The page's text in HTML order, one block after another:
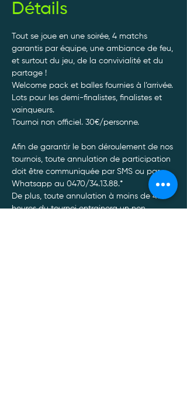
Détails
Tout se joue en une soirée, 4 matchs
garantis par équipe, une ambiance de feu,
et surtout du jeu, de la convivialité et du
partage !
Welcome pack et balles fournies à l’arrivée.
Lots pour les demi-finalistes, finalistes et
vainqueurs.
Tournoi non officiel. 30€/personne.
Afin de garantir le bon déroulement de nos
tournois, toute annulation de participation
doit être communiquée par SMS ou par
Whatsapp au 0470/34.13.88.*
De plus, toute annulation à moins de 48
heures du tournoi entrainera un non